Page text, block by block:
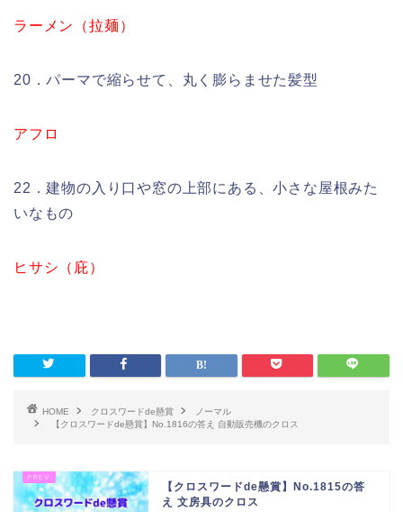
ラーメン（拉麺）
20．パーマで縮らせて、丸く膨らませた髪型
アフロ
22．建物の入り口や窓の上部にある、小さな屋根みた
いなもの
ヒサシ（庇）
HOME クロスワードde懸賞
ノーマル
【クロスワードde懸賞】No.1816の答え 自動販売機のクロス
【クロスワードde懸賞】No.1815の答
え 文房具のクロス